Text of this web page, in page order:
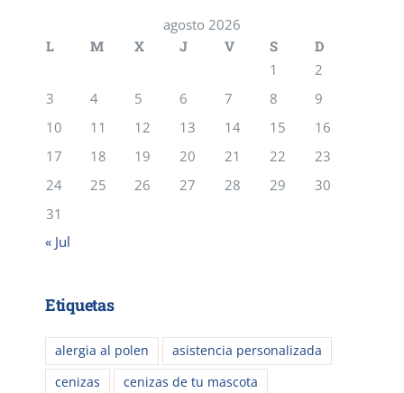
agosto 2026
L
M X J V S
D
1
2
3
4 5 6 7 8
9
10
11 12 13 14 15
16
17
18 19 20 21 22
23
24
25 26 27 28 29
30
31
« Jul
Etiquetas
alergia al polen
asistencia personalizada
cenizas
cenizas de tu mascota